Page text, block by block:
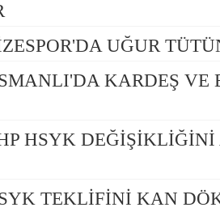
UĞUR
KARDEŞ VE
HSYK
TEKLİFİNİ KAN